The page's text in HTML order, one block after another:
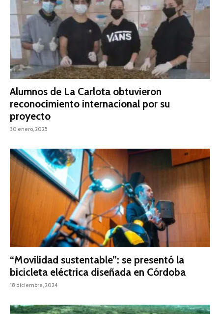
Alumnos de La Carlota obtuvieron
reconocimiento internacional por su
proyecto
30 enero, 2025
“Movilidad sustentable”: se presentó la
bicicleta eléctrica diseñada en Córdoba
18 diciembre, 2024